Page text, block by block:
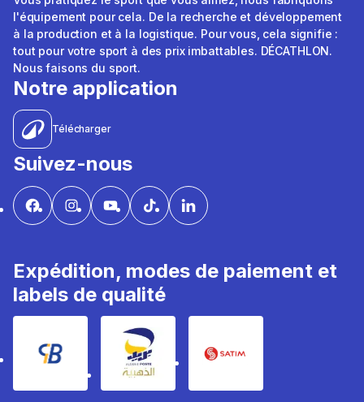
l'équipement pour cela. De la recherche et développement
à la production et à la logistique. Pour vous, cela signifie :
tout pour votre sport à des prix imbattables. DÉCATHLON.
Nous faisons du sport.
Notre application
Télécharger
Suivez-nous
Expédition, modes de paiement et
labels de qualité